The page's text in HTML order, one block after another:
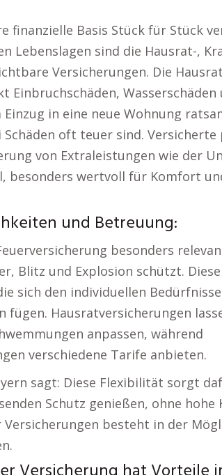
finanzielle Basis Stück für Stück
Lebenslagen sind die Hausrat-,
Versicherungen. Die
Einbruchschäden, Wasserschäden
in eine neue Wohnung
oft teuer sind.
von Extraleistungen wie der
besonders wertvoll für Komfort
und Betreuung:
besonders
Blitz und Explosion schützt.
sich den individuellen
fügen. Hausratversicherungen
anpassen, während
verschiedene Tarife anbieten.
sagt: Diese Flexibilität sorgt
Schutz genießen, ohne hohe
Versicherungen besteht in der